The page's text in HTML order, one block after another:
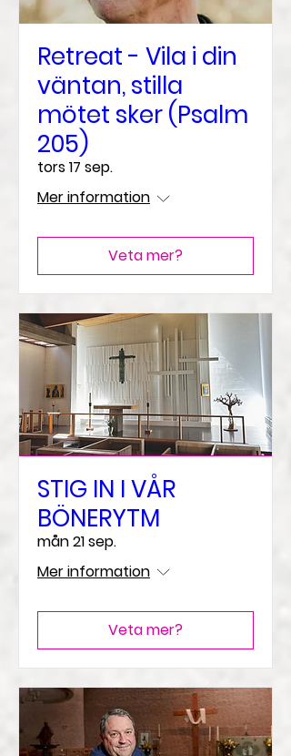
Retreat - Vila i din
väntan, stilla
mötet sker (Psalm
205)
tors 17 sep.
Mer information
Veta mer?
STIG IN I VÅR
BÖNERYTM
mån 21 sep.
Mer information
Veta mer?